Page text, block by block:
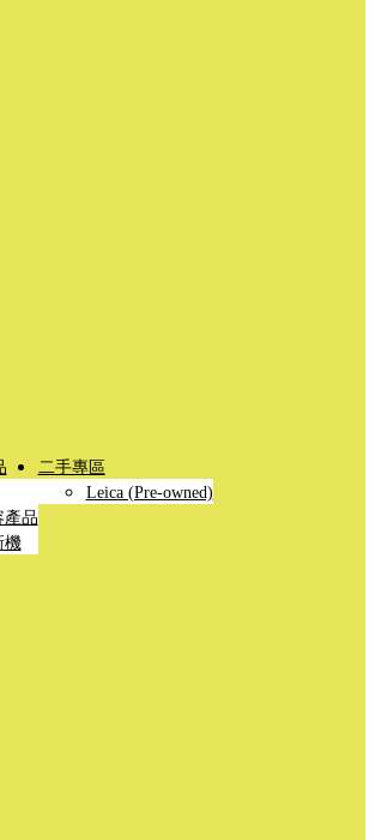
產品
機
二手專區
Leica (Pre-owned)